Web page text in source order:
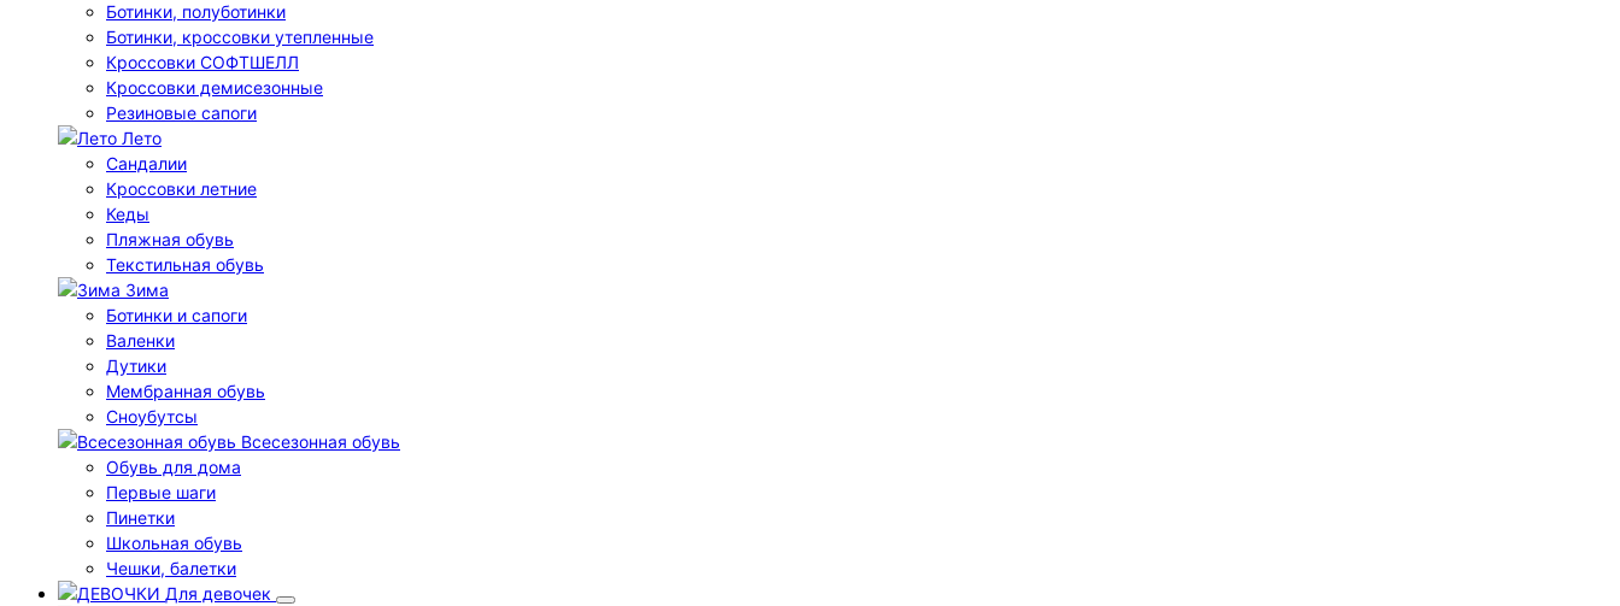
Ботинки, полуботинки
Ботинки, кроссовки утепленные
Кроссовки СОФТШЕЛЛ
Кроссовки демисезонные
Резиновые сапоги
Лето
Cандалии
Кроссовки летние
Кеды
Пляжная обувь
Текстильная обувь
Зима
Ботинки и сапоги
Валенки
Дутики
Мембранная обувь
Сноубутсы
Всесезонная обувь
Обувь для дома
Первые шаги
Пинетки
Школьная обувь
Чешки, балетки
Для девочек